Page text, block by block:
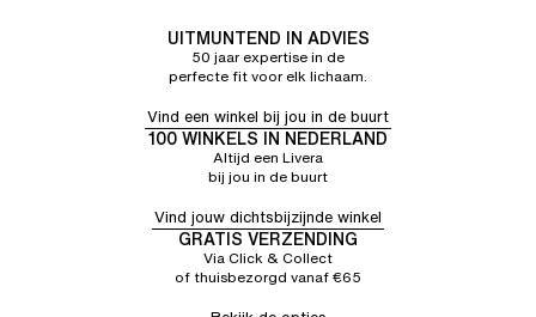
15/06/26
Aangenaam om te dragen, perfecte maat
UITMUNTEND IN ADVIES
50 jaar expertise in de
perfecte fit voor elk lichaam.
Vind een winkel bij jou in de buurt
100 WINKELS IN NEDERLAND
Altijd een Livera
bij jou in de buurt
Vind jouw dichtsbijzijnde winkel
GRATIS VERZENDING
Via Click & Collect
of thuisbezorgd vanaf €65